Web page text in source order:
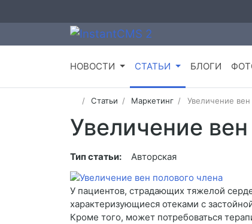
НОВОСТИ СТАТЬИ БЛОГИ
Статьи Маркетинг Увеличение
Увеличение
Тип статьи: Авторская
У пациентов, страдающих тяжелой
характеризующиеся отеками с
Кроме того, может потребоваться